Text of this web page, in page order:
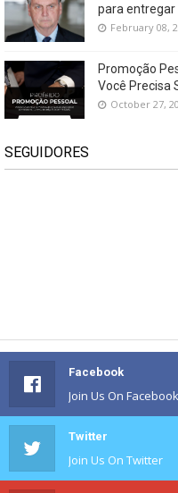
para
February 08,
Promoção
Você Precisa
October 27,
SEGUIDORES
Facebook
Join Us On Facebook
Twitter
Join Us On Twitter